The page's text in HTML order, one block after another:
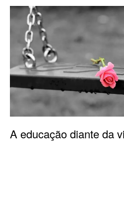
A educação diante da